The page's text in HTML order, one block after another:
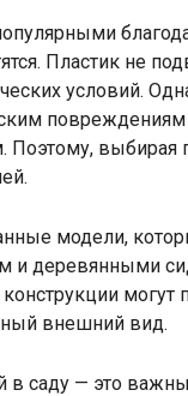
Пластик не
условий.
выбирая
модели,
и деревянными
внешний вид.
саду — это